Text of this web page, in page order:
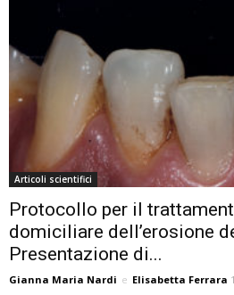
Articoli scientifici
Protocollo per il
domiciliare dell’erosione
Presentazione di...
Gianna Maria Nardi e Elisabetta Ferrara